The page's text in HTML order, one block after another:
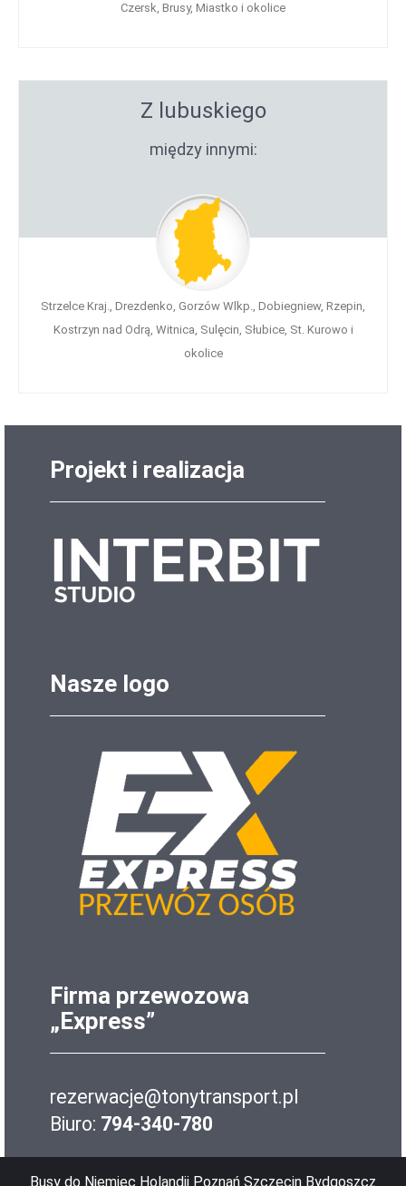
Czersk, Brusy, Miastko i okolice
Z lubuskiego
między innymi:
Strzelce Kraj., Drezdenko, Gorzów Wlkp., Dobiegniew, Rzepin,
Kostrzyn nad Odrą, Witnica, Sulęcin, Słubice, St. Kurowo i
okolice
Projekt i realizacja
Nasze logo
Firma przewozowa
„Express”
rezerwacje@tonytransport.pl
Biuro: 794-340-780
Busy do Niemiec Holandii Poznań Szczecin Bydgoszcz